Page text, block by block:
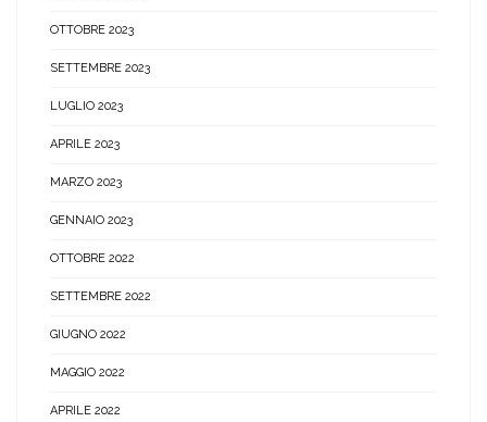
OTTOBRE 2023
SETTEMBRE 2023
LUGLIO 2023
APRILE 2023
MARZO 2023
GENNAIO 2023
OTTOBRE 2022
SETTEMBRE 2022
GIUGNO 2022
MAGGIO 2022
APRILE 2022